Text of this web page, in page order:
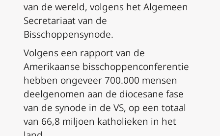
van de wereld, volgens het Algemeen
Secretariaat van de
Bisschoppensynode.
Volgens een rapport van de
Amerikaanse bisschoppenconferentie
hebben ongeveer 700.000 mensen
deelgenomen aan de diocesane fase
van de synode in de VS, op een totaal
van 66,8 miljoen katholieken in het